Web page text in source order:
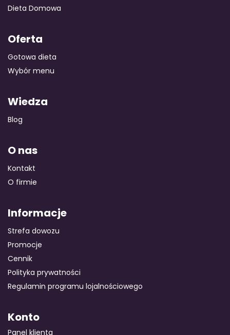
Dieta Domowa
Oferta
Gotowa dieta
Wybór menu
Wiedza
Blog
O nas
Kontakt
O firmie
Informacje
Strefa dowozu
Promocje
Cennik
Polityka prywatności
Regulamin programu lojalnościowego
Konto
Panel klienta